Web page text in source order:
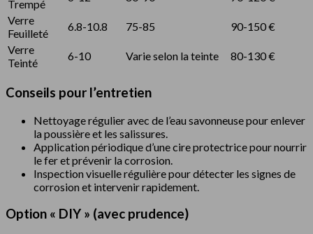
Trempé
Verre
Feuilleté
6.8-10.8 75-85
90-150 €
Verre
Teinté
6-10 Varie selon la teinte 80-130 €
Conseils pour l’entretien
Nettoyage régulier avec de l’eau savonneuse pour enlever
la poussière et les salissures.
Application périodique d’une cire protectrice pour nourrir
le fer et prévenir la corrosion.
Inspection visuelle régulière pour détecter les signes de
corrosion et intervenir rapidement.
Option « DIY » (avec prudence)